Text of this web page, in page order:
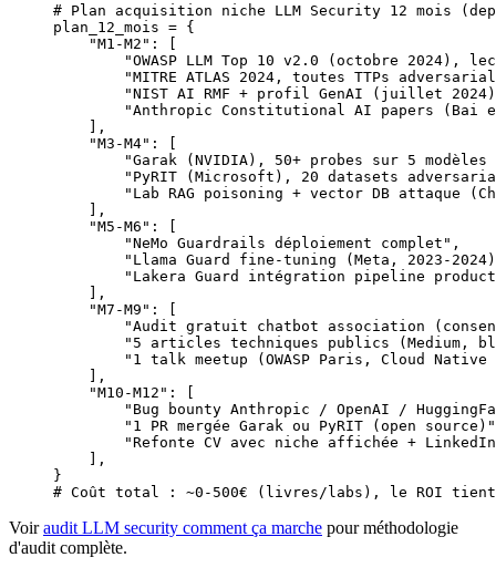
# Plan acquisition niche LLM Security 12 mois
plan_12_mois = {
    "M1-M2"
: [
"OWASP LLM Top 10 v2.0 (octobre 2024),
"MITRE ATLAS 2024, toutes TTPs
"NIST AI RMF + profil GenAI (juillet
"Anthropic Constitutional AI papers (Bai
    ],
    "M3-M4"
: [
"Garak (NVIDIA), 50+ probes sur 5 modèles
"PyRIT (Microsoft), 20 datasets
"Lab RAG poisoning + vector DB attaque
    ],
    "M5-M6"
: [
        "NeMo Guardrails déploiement complet"
,
"Llama Guard fine-tuning (Meta, 2023-
"Lakera Guard intégration pipeline
    ],
    "M7-M9"
: [
"Audit gratuit chatbot association
"5 articles techniques publics (Medium,
"1 talk meetup (OWASP Paris, Cloud Native
    ],
    "M10-M12"
: [
"Bug bounty Anthropic / OpenAI /
        "1 PR mergée Garak ou PyRIT (open source)"
"Refonte CV avec niche affichée +
    ],
}
# Coût total : ~0-500€ (livres/labs), le ROI
Voiraudit LLM security comment ça marche pour méthodologie
d'audit complète.